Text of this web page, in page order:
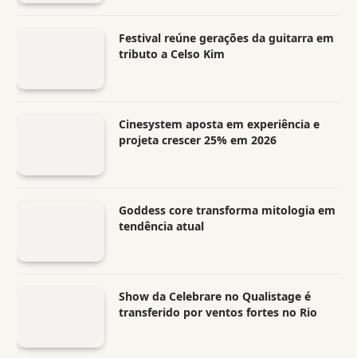
Festival reúne gerações da guitarra em
tributo a Celso Kim
Cinesystem aposta em experiência e
projeta crescer 25% em 2026
Goddess core transforma mitologia em
tendência atual
Show da Celebrare no Qualistage é
transferido por ventos fortes no Rio